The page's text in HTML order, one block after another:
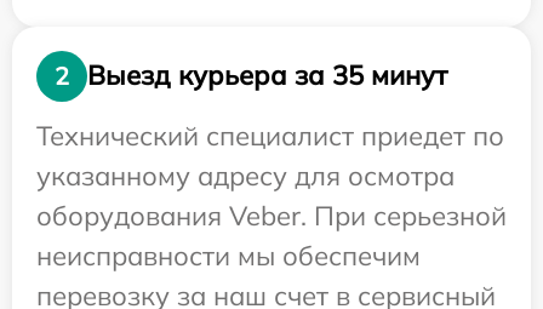
2
Выезд курьера за 35 минут
Технический специалист приедет по
указанному адресу для осмотра
оборудования Veber. При серьезной
неисправности мы обеспечим
перевозку за наш счет в сервисный